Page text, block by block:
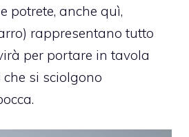
potrete, anche quì,
rappresentano tutto
per portare in tavola
che si sciolgono